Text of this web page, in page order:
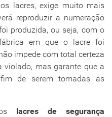
lacres, exige muito mais
reproduzir a numeração
produzida, ou seja, com o
em que o lacre foi
impede com total certeza
violado, mas garante que a
de serem tomadas as
lacres de segurança